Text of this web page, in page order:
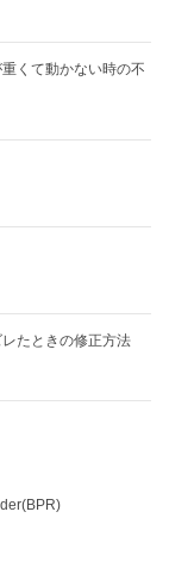
くて動かない時の不
たときの修正方法